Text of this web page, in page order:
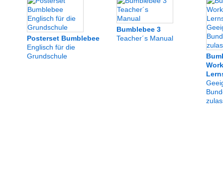
Posterset Bumblebee
Englisch für die
Grundschule
Bumblebee 3
Teacher´s Manual